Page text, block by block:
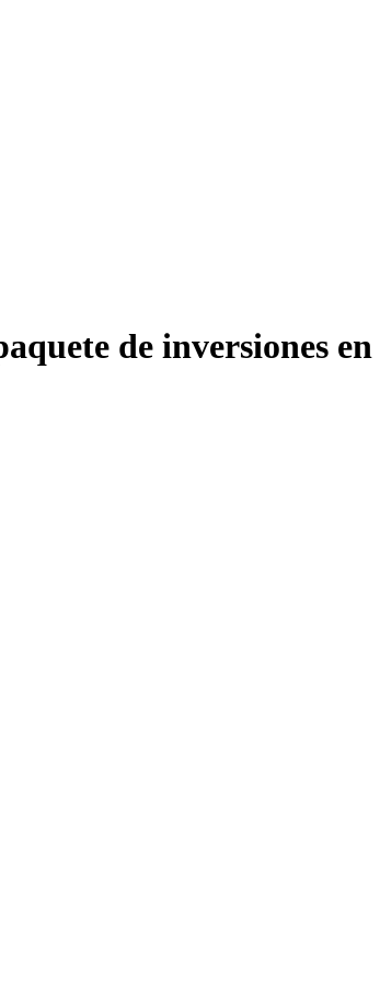
de inversiones